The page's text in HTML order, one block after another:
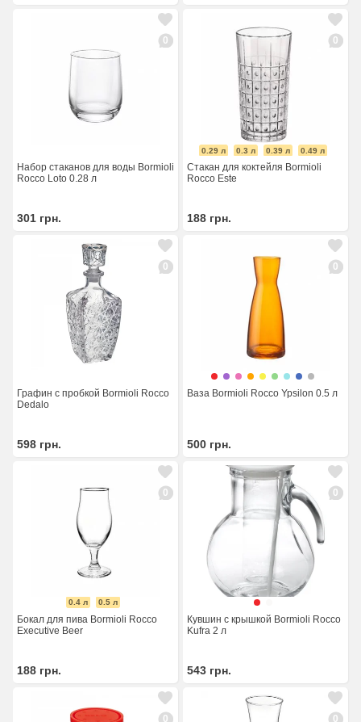
0
Набор стаканов для воды Bormioli
Rocco Loto 0.28 л
301 грн.
0
0.29 л 0.3 л 0.39 л 0.49 л
Стакан для коктейля Bormioli
Rocco Este
188 грн.
0
Графин с пробкой Bormioli Rocco
Dedalo
598 грн.
0
Ваза Bormioli Rocco Ypsilon 0.5 л
500 грн.
0
0.4 л 0.5 л
Бокал для пива Bormioli Rocco
Executive Beer
188 грн.
0
Кувшин с крышкой Bormioli Rocco
Kufra 2 л
543 грн.
0 0